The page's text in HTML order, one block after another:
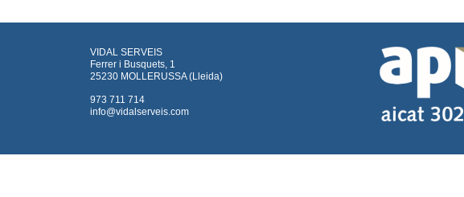
VIDAL SERVEIS
Ferrer i Busquets, 1
25230 MOLLERUSSA (Lleida)
973 711 714
info@vidalserveis.com